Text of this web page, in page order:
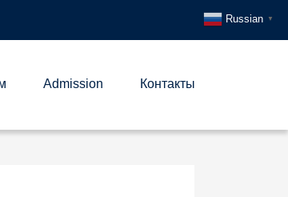
Admission Контакты
Russian ▼